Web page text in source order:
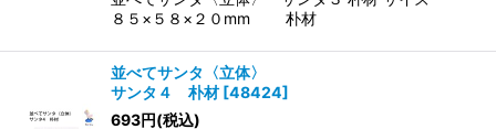
８５×５８×２０mm 朴材
並べてサンタ〈立体〉
サンタ４ 朴材 [48424]
693円(税込)